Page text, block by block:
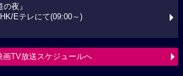
の夜』
Eテレにて(09:00～)
画TV放送スケジュールへ